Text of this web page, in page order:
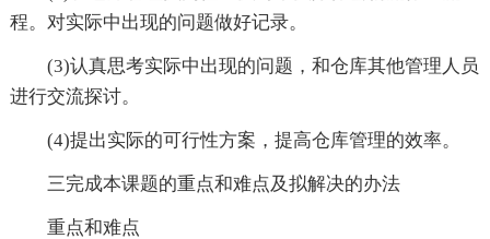
程。对实际中出现的问题做好记录。
(3)认真思考实际中出现的问题，和仓库其他管理人员
进行交流探讨。
(4)提出实际的可行性方案，提高仓库管理的效率。
三完成本课题的重点和难点及拟解决的办法
重点和难点